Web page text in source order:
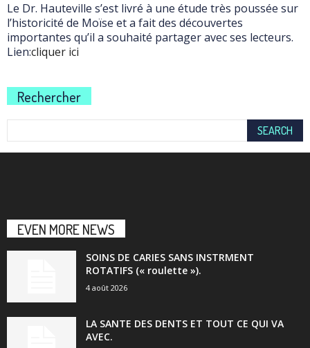
Le Dr. Hauteville s’est livré à une étude très poussée sur
l’historicité de Moïse et a fait des découvertes
importantes qu’il a souhaité partager avec ses lecteurs.
Lien:cliquer ici
Rechercher
EVEN MORE NEWS
SOINS DE CARIES SANS INSTRMENT
ROTATIFS (« roulette »).
4 août 2026
LA SANTE DES DENTS ET TOUT CE QUI VA
AVEC.